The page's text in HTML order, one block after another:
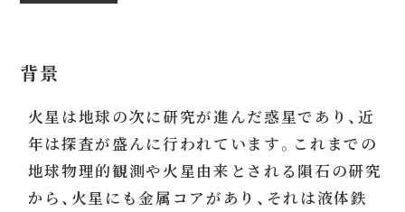
背景
火星は地球の次に研究が進んだ惑星であり、近
年は探査が盛んに行われています。これまでの
地球物理的観測や火星由来とされる隕石の研究
から、火星にも金属コアがあり、それは液体鉄